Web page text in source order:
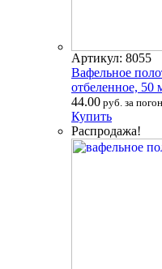
Артикул: 8055
Вафельное
отбеленное, 50
44.00 руб. за
Купить
Распродажа!